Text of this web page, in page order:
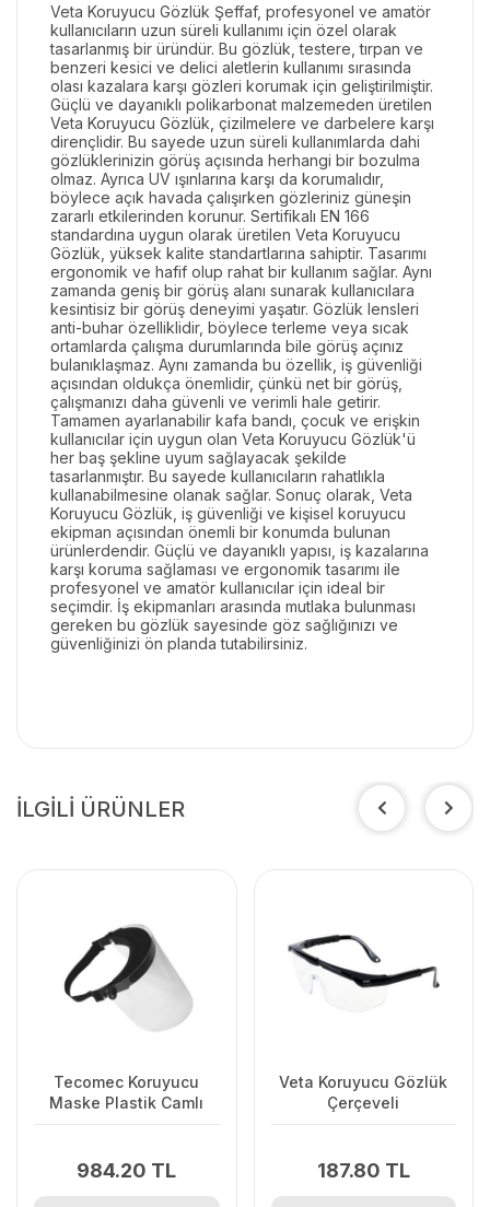
Veta Koruyucu Gözlük Şeffaf, profesyonel ve amatör
kullanıcıların uzun süreli kullanımı için özel olarak
tasarlanmış bir üründür. Bu gözlük, testere, tırpan ve
benzeri kesici ve delici aletlerin kullanımı sırasında
olası kazalara karşı gözleri korumak için geliştirilmiştir.
Güçlü ve dayanıklı polikarbonat malzemeden üretilen
Veta Koruyucu Gözlük, çizilmelere ve darbelere karşı
dirençlidir. Bu sayede uzun süreli kullanımlarda dahi
gözlüklerinizin görüş açısında herhangi bir bozulma
olmaz. Ayrıca UV ışınlarına karşı da korumalıdır,
böylece açık havada çalışırken gözleriniz güneşin
zararlı etkilerinden korunur. Sertifikalı EN 166
standardına uygun olarak üretilen Veta Koruyucu
Gözlük, yüksek kalite standartlarına sahiptir. Tasarımı
ergonomik ve hafif olup rahat bir kullanım sağlar. Aynı
zamanda geniş bir görüş alanı sunarak kullanıcılara
kesintisiz bir görüş deneyimi yaşatır. Gözlük lensleri
anti-buhar özelliklidir, böylece terleme veya sıcak
ortamlarda çalışma durumlarında bile görüş açınız
bulanıklaşmaz. Aynı zamanda bu özellik, iş güvenliği
açısından oldukça önemlidir, çünkü net bir görüş,
çalışmanızı daha güvenli ve verimli hale getirir.
Tamamen ayarlanabilir kafa bandı, çocuk ve erişkin
kullanıcılar için uygun olan Veta Koruyucu Gözlük'ü
her baş şekline uyum sağlayacak şekilde
tasarlanmıştır. Bu sayede kullanıcıların rahatlıkla
kullanabilmesine olanak sağlar. Sonuç olarak, Veta
Koruyucu Gözlük, iş güvenliği ve kişisel koruyucu
ekipman açısından önemli bir konumda bulunan
ürünlerdendir. Güçlü ve dayanıklı yapısı, iş kazalarına
karşı koruma sağlaması ve ergonomik tasarımı ile
profesyonel ve amatör kullanıcılar için ideal bir
seçimdir. İş ekipmanları arasında mutlaka bulunması
gereken bu gözlük sayesinde göz sağlığınızı ve
güvenliğinizi ön planda tutabilirsiniz.
İLGİLİ ÜRÜNLER
Tecomec Koruyucu
Maske Plastik Camlı
984.20 TL
Veta Koruyucu Gözlük
Çerçeveli
187.80 TL